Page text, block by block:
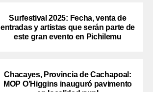
Surfestival 2025: Fecha, venta de
entradas y artistas que serán parte de
este gran evento en Pichilemu
Chacayes, Provincia de Cachapoal:
MOP O’Higgins inauguró pavimento